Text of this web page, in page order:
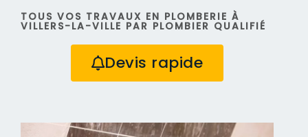
TOUS VOS TRAVAUX EN PLOMBERIE À
VILLERS-LA-VILLE PAR PLOMBIER QUALIFIÉ
Devis rapide